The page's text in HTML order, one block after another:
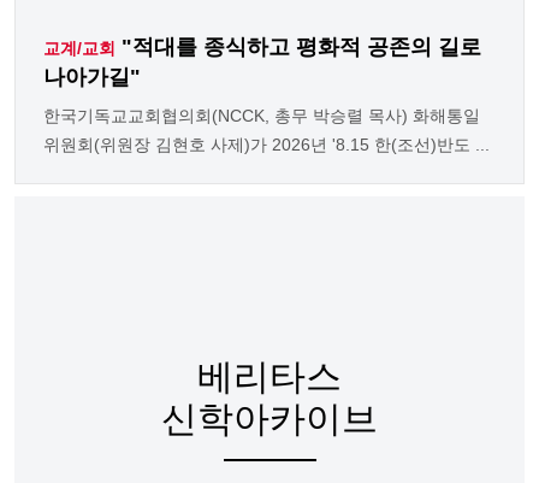
교계/교회 "적대를 종식하고 평화적 공존의 길로
나아가길"
한국기독교교회협의회(NCCK, 총무 박승렬 목사) 화해통일
위원회(위원장 김현호 사제)가 2026년 '8.15 한(조선)반도 ...
베리타스
신학아카이브